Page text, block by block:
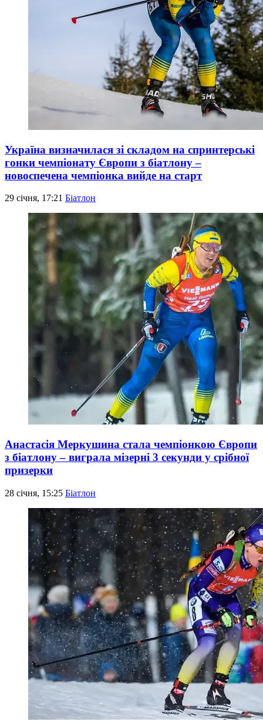
Україна визначилася зі складом на спринтерські
гонки чемпіонату Європи з біатлону –
новоспечена чемпіонка вийде на старт
29 січня, 17:21 Біатлон
Анастасія Меркушина стала чемпіонкою Європи
з біатлону – виграла мізерні 3 секунди у срібної
призерки
28 січня, 15:25 Біатлон